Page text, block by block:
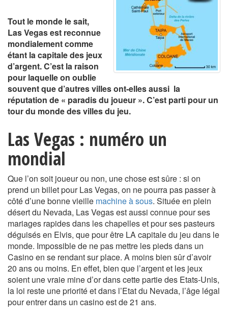
Tout le monde le sait,
Las Vegas est reconnue
mondialement comme
étant la capitale des jeux
d’argent. C’est la raison
pour laquelle on oublie
souvent que d’autres villes ont-elles aussi la
réputation de « paradis du joueur ». C’est parti pour un
tour du monde des villes du jeu.
Las Vegas : numéro un
mondial
Que l’on soit joueur ou non, une chose est sûre : si on
prend un billet pour Las Vegas, on ne pourra pas passer à
côté d’une bonne vieille machine à sous. Située en plein
désert du Nevada, Las Vegas est aussi connue pour ses
mariages rapides dans les chapelles et pour ses pasteurs
déguisés en Elvis, que pour être LA capitale du jeu dans le
monde. Impossible de ne pas mettre les pieds dans un
Casino en se rendant sur place. A moins bien sûr d’avoir
20 ans ou moins. En effet, bien que l’argent et les jeux
soient une vraie mine d’or dans cette partie des Etats-Unis,
la loi reste une priorité et dans l’Etat du Nevada, l’âge légal
pour entrer dans un casino est de 21 ans.